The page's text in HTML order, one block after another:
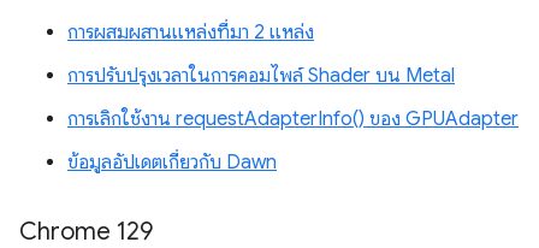
การผสมผสานแหล่งที่มา 2 แหล่ง
การปรับปรุงเวลาในการคอมไพล์ Shader บน Metal
การเลิกใช้งาน requestAdapterInfo() ของ GPUAdapter
ข้อมูลอัปเดตเกี่ยวกับ Dawn
Chrome 129